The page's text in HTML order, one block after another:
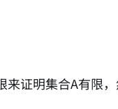
证明集合A有限